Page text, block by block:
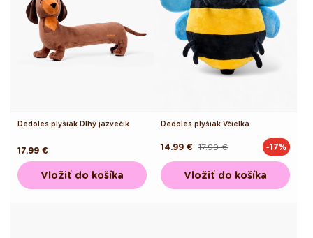
Dedoles plyšiak Dlhý jazvečík
Pôvodná
cena
17.99 €
Vložiť do košíka
Dedoles plyšiak Včielka
Pôvodná17.99 €
Akciová
14.99 € -17%
Vložiť do košíka